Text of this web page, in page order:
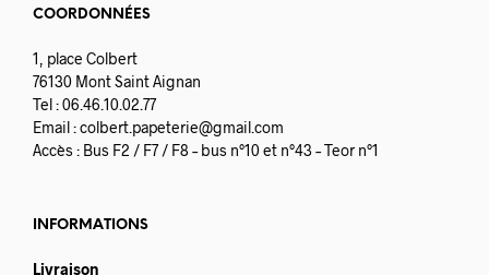
COORDONNÉES
1, place Colbert
76130 Mont Saint Aignan
Tel : 06.46.10.02.77
Email :colbert.papeterie@gmail.com
Accès : Bus F2 / F7 / F8 – bus n°10 et n°43 – Teor n°1
INFORMATIONS
Livraison